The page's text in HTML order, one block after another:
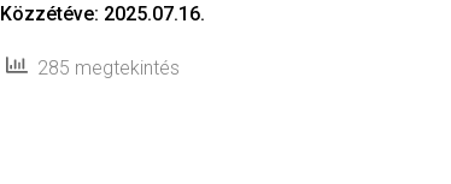
Közzétéve: 2025.07.16.
285 megtekintés